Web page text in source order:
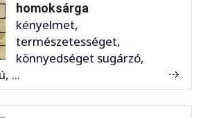
homoksárga
kényelmet,
természetességet,
könnyedséget sugárzó,
...